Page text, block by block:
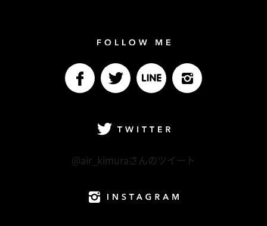
@air_kimuraさんのツイート